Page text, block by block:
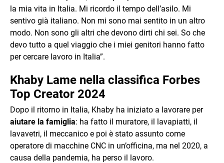
la mia vita in Italia. Mi ricordo il tempo dell’asilo. Mi
sentivo già italiano. Non mi sono mai sentito in un altro
modo. Non sono gli altri che devono dirti chi sei. So che
devo tutto a quel viaggio che i miei genitori hanno fatto
per cercare lavoro in Italia”.
Khaby Lame nella classifica Forbes
Top Creator 2024
Dopo il ritorno in Italia, Khaby ha iniziato a lavorare per
aiutare la famiglia: ha fatto il muratore, il lavapiatti, il
lavavetri, il meccanico e poi è stato assunto come
operatore di macchine CNC in un’officina, ma nel 2020, a
causa della pandemia, ha perso il lavoro.